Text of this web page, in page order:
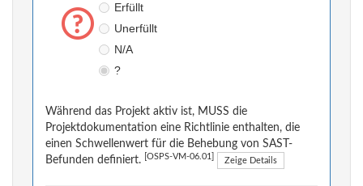
Erfüllt
Unerfüllt
N/A
?
Während das Projekt aktiv ist, MUSS die
Projektdokumentation eine Richtlinie enthalten, die
einen Schwellenwert für die Behebung von SAST-
Befunden definiert.
[OSPS-VM-06.01] Zeige Details